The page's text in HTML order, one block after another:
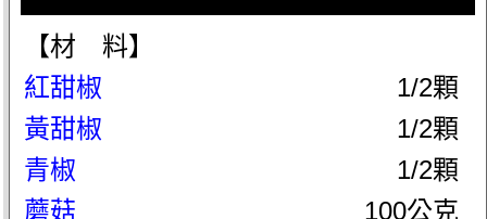
【材 料】
紅甜椒
1/2顆
黃甜椒
1/2顆
青椒
1/2顆
蘑菇
100公克